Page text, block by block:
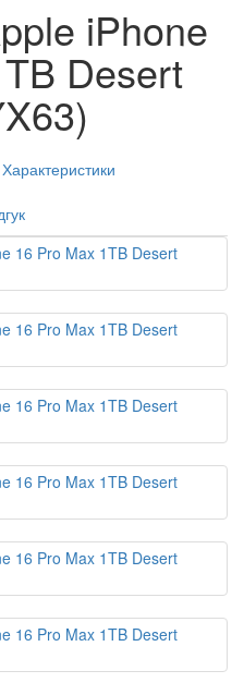
iPhone
Desert
Характеристики